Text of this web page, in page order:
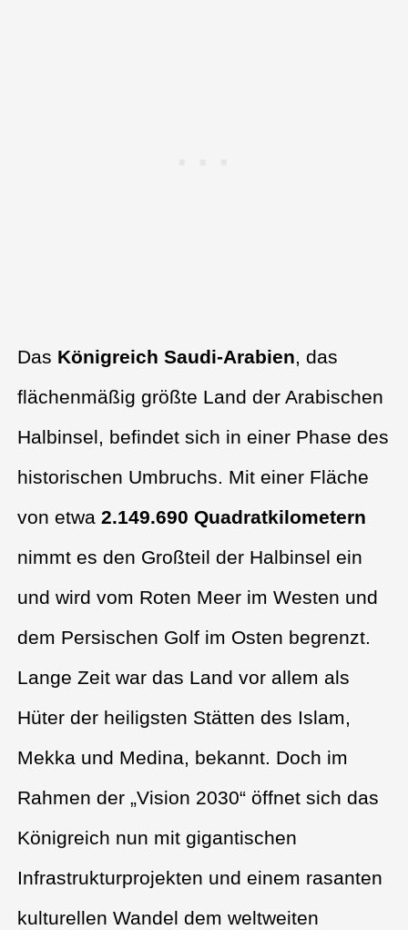
Das Königreich Saudi-Arabien, das
flächenmäßig größte Land der Arabischen
Halbinsel, befindet sich in einer Phase des
historischen Umbruchs. Mit einer Fläche
von etwa2.149.690 Quadratkilometern
nimmt es den Großteil der Halbinsel ein
und wird vom Roten Meer im Westen und
dem Persischen Golf im Osten begrenzt.
Lange Zeit war das Land vor allem als
Hüter der heiligsten Stätten des Islam,
Mekka und Medina, bekannt. Doch im
Rahmen der „Vision 2030“ öffnet sich das
Königreich nun mit gigantischen
Infrastrukturprojekten und einem rasanten
kulturellen Wandel dem weltweiten